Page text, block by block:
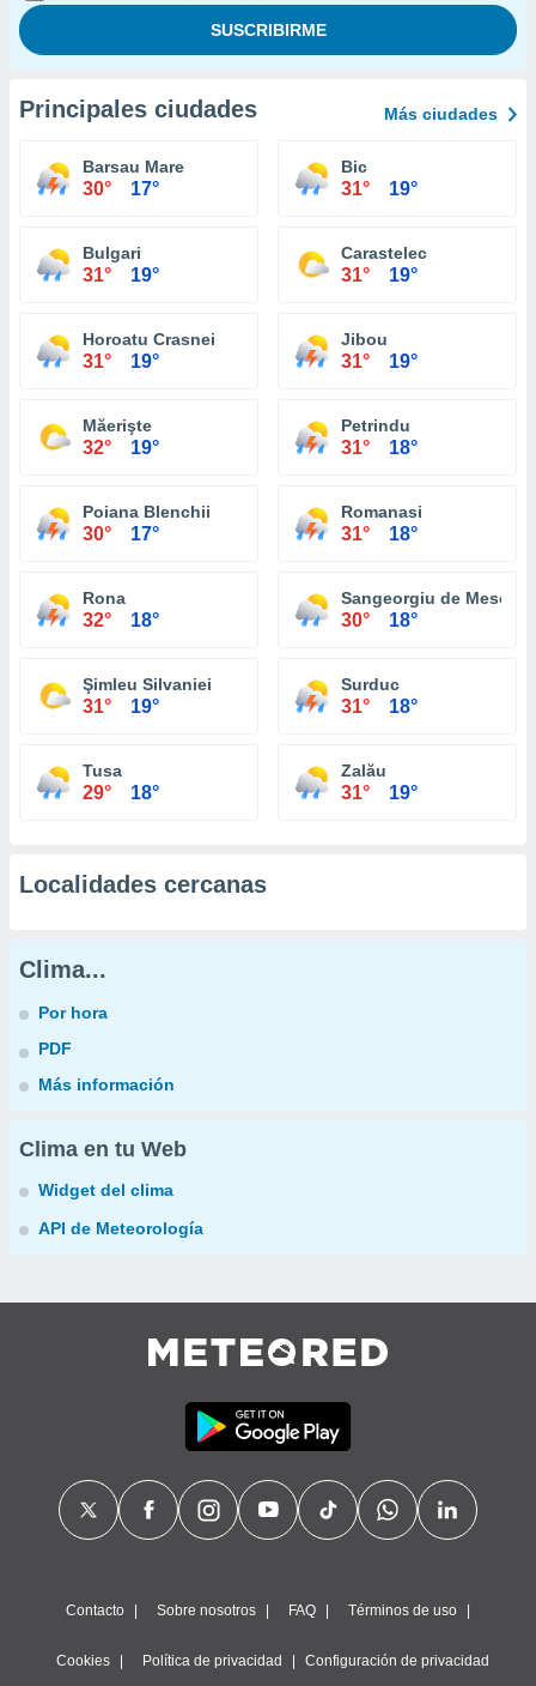
Principales ciudades Más ciudades
Barsau Mare
30° 17°
Bic
31° 19°
Bulgari
31° 19°
Carastelec
31° 19°
Horoatu Crasnei
31° 19°
Jibou
31° 19°
Măerişte
32° 19°
Petrindu
31° 18°
Poiana Blenchii
30° 17°
Romanasi
31° 18°
Rona
32° 18°
Sangeorgiu de Meses
30° 18°
Şimleu Silvaniei
31° 19°
Surduc
31° 18°
Tusa
29° 18°
Zalău
31° 19°
Localidades cercanas
Clima...
Por hora
PDF
Más información
Clima en tu Web
Widget del clima
API de Meteorología
Contacto Sobre nosotros FAQ Términos de uso
Cookies Política de privacidad Configuración de privacidad